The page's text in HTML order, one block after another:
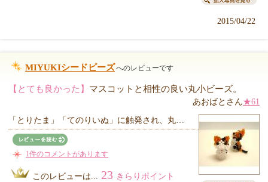
2015/04/22
MIYUKIシードビーズへのレビューです
【とても良かった】 マスコットと相性の良い丸小ビーズ。
あおばとさん★61
「とりたま」「てのりいぬ」に触発され、丸…
1件のコメントがあります
このレビューは... 23 きらりポイント